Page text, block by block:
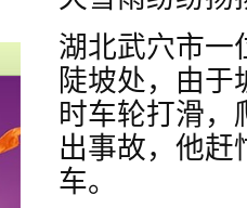
湖北武穴市一
陡坡处，由
时车轮打滑，
出事故，他赶
车。